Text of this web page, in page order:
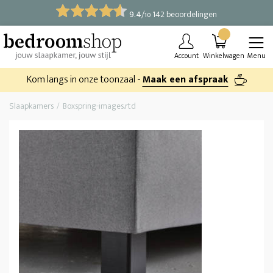
9.4/10 142 beoordelingen
Account Winkelwagen Menu
Kom langs in onze toonzaal -Maak een afspraak
Slaapkamers Boxspring-images.rtd